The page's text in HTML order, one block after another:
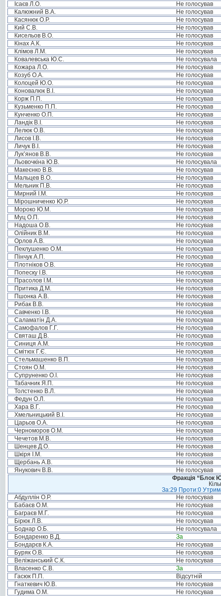
Ісаєв Л.О.
Не голосував
Калюжний В.А.
Не голосував
Касянюк О.Р.
Не голосував
Кий С.В.
Не голосував
Кисельов В.О.
Не голосував
Кінах А.К.
Не голосував
Клімов Л.М.
Не голосував
Ковалевська Ю.С.
Не голосувала
Кожара Л.О.
Не голосував
Козуб О.А.
Не голосував
Колоцей Ю.О.
Не голосував
Коновалюк В.І.
Не голосував
Корж П.П.
Не голосував
Кузьменко П.П.
Не голосував
Кунченко О.П.
Не голосував
Ландік В.І.
Не голосував
Лелюк О.В.
Не голосував
Лисов І.В.
Не голосував
Личук В.І.
Не голосував
Лук’янов В.В.
Не голосував
Льовочкіна Ю.В.
Не голосувала
Макеєнко В.В.
Не голосував
Мальцев В.О.
Не голосував
Мельник П.В.
Не голосував
Мирний І.М.
Не голосував
Мірошниченко Ю.Р.
Не голосував
Мороко Ю.М.
Не голосував
Муц О.П.
Не голосував
Надоша О.В.
Не голосував
Олійник В.М.
Не голосував
Орлов А.В.
Не голосував
Пеклушенко О.М.
Не голосував
Пінчук А.П.
Не голосував
Плотніков О.В.
Не голосував
Попеску І.В.
Не голосував
Прасолов І.М.
Не голосував
Притика Д.М.
Не голосував
Пшонка А.В.
Не голосував
Рибак В.В.
Не голосував
Савченко І.В.
Не голосував
Саламатін Д.А.
Не голосував
Самофалов Г.Г.
Не голосував
Святаш Д.В.
Не голосував
Синиця А.М.
Не голосував
Смітюх Г.Є.
Не голосував
Стельмашенко В.П.
Не голосував
Стоян О.М.
Не голосував
Супруненко О.І.
Не голосував
Табачник Я.П.
Не голосував
Толстенко В.Л.
Не голосував
Федун О.Л.
Не голосував
Хара В.Г.
Не голосував
Хмельницький В.І.
Не голосував
Царьов О.А.
Не голосував
Черноморов О.М.
Не голосував
Чечетов М.В.
Не голосував
Шенцев Д.О.
Не голосував
Шкіря І.М.
Не голосував
Щербань А.В.
Не голосував
Янукович В.В.
Не голосував
Фракція “Блок
За:29 Проти:0
Абдуллін О.Р.
Не голосував
Бабаєв О.М.
Не голосував
Баграєв М.Г.
Не голосував
Бірюк Л.В.
Не голосував
Боднар О.Б.
Не голосувала
Бондаренко В.Д.
За
Бондарєв К.А.
Не голосував
Буряк О.В.
Не голосував
Веліжанський С.К.
Не голосував
Власенко С.В.
За
Гасюк П.П.
Відсутній
Гнаткевич Ю.В.
Не голосував
Гудима О.М.
Не голосував